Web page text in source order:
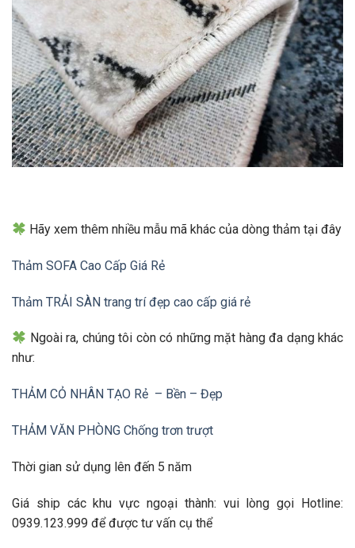
Hãy xem thêm nhiều mẫu mã khác của dòng thảm tại đây
Thảm SOFA Cao Cấp Giá Rẻ
Thảm TRẢI SÀN trang trí đẹp cao cấp giá rẻ
Ngoài ra, chúng tôi còn có những mặt hàng đa dạng khác
như:
THẢM CỎ NHÂN TẠO Rẻ – Bền – Đẹp
THẢM VĂN PHÒNG Chống trơn trượt
Thời gian sử dụng lên đến 5 năm
Giá ship các khu vực ngoại thành: vui lòng gọi Hotline:
0939.123.999 để được tư vấn cụ thể